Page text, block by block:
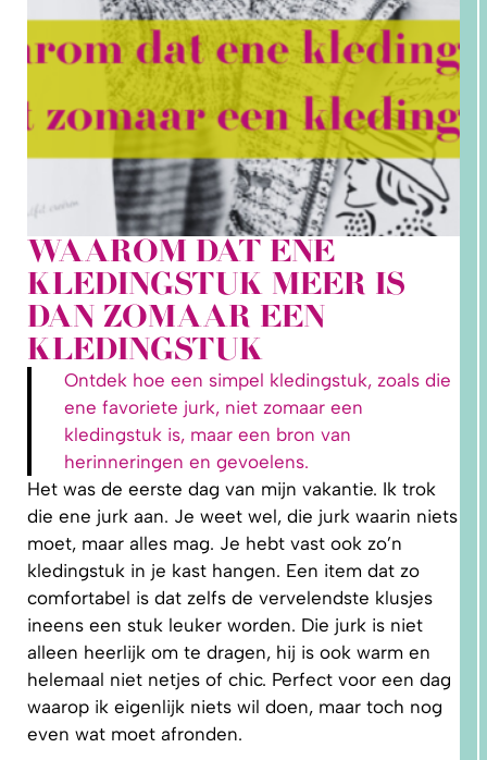
WAAROM DAT ENE
KLEDINGSTUK MEER IS
DAN ZOMAAR EEN
KLEDINGSTUK
Ontdek hoe een simpel kledingstuk, zoals die
ene favoriete jurk, niet zomaar een
kledingstuk is, maar een bron van
herinneringen en gevoelens.
Het was de eerste dag van mijn vakantie. Ik trok
die ene jurk aan. Je weet wel, die jurk waarin niets
moet, maar alles mag. Je hebt vast ook zo’n
kledingstuk in je kast hangen. Een item dat zo
comfortabel is dat zelfs de vervelendste klusjes
ineens een stuk leuker worden. Die jurk is niet
alleen heerlijk om te dragen, hij is ook warm en
helemaal niet netjes of chic. Perfect voor een dag
waarop ik eigenlijk niets wil doen, maar toch nog
even wat moet afronden.
2. HOE
LEER IK
PATRONEN
1.
WAAROM
PAST
NIKS
GOED?